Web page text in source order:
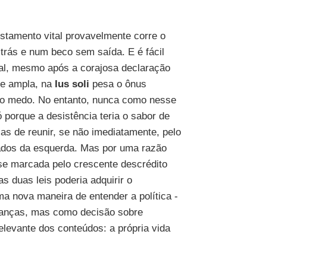
vital provavelmente corre o
e num beco sem saída. E é fácil
mesmo após a corajosa declaração
ampla, na Ius soli pesa o ônus
medo. No entanto, nunca como nesse
a desistência teria o sabor de
de reunir, se não imediatamente, pelo
da esquerda. Mas por uma razão
marcada pelo crescente descrédito
duas leis poderia adquirir o
nova maneira de entender a política -
mas como decisão sobre
dos conteúdos: a própria vida